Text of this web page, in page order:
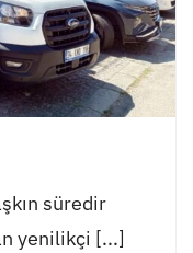
süredir
yenilikçi [...]